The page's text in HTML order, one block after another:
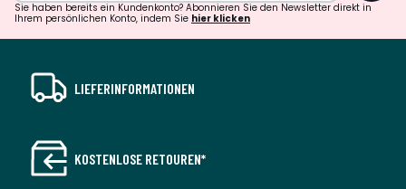
Sie haben bereits ein Kundenkonto? Abonnieren Sie den Newsletter direkt in
Ihrem persönlichen Konto, indem Sie hier klicken
LIEFERINFORMATIONEN
KOSTENLOSE RETOUREN*